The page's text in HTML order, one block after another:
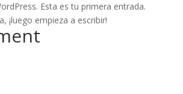
Esta es tu primera entrada.
¡luego empieza a escribir!